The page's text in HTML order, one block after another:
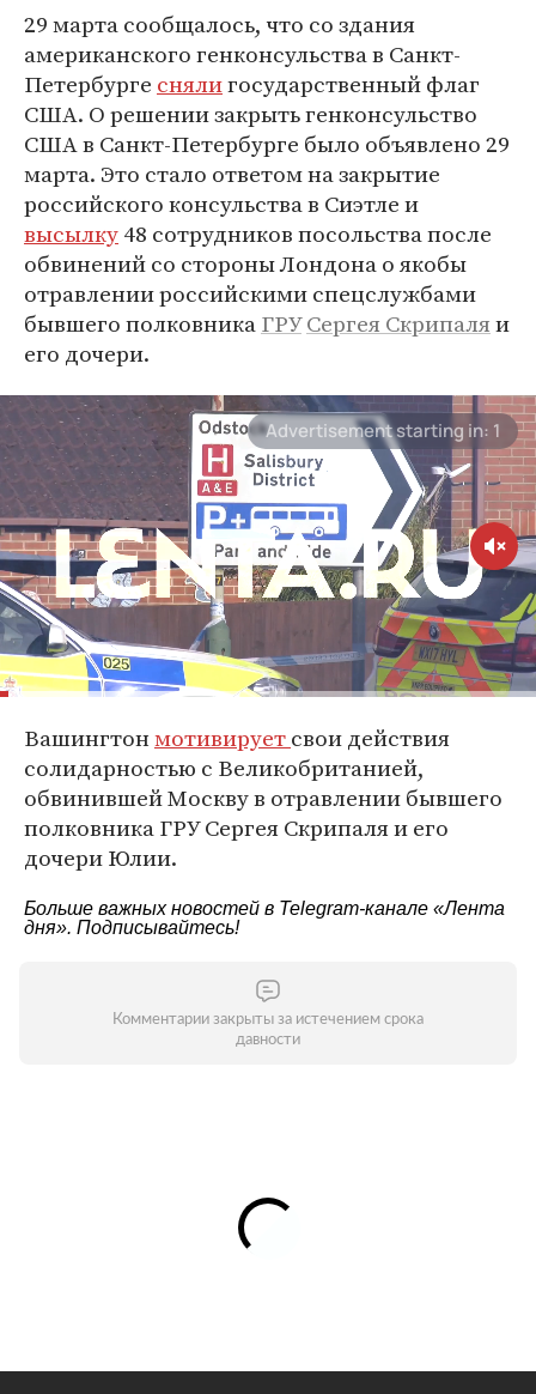
29 марта сообщалось, что со здания
американского генконсульства в Санкт-
Петербурге снялигосударственный флаг
США. О решении закрыть генконсульство
США в Санкт-Петербурге было объявлено 29
марта. Это стало ответом на закрытие
российского консульства в Сиэтле и
высылку48 сотрудников посольства после
обвинений со стороны Лондона о якобы
отравлении российскими спецслужбами
бывшего полковникаГРУСергея Скрипаляи
его дочери.
Вашингтонмотивируетсвои действия
солидарностью с Великобританией,
обвинившей Москву в отравлении бывшего
полковника ГРУ Сергея Скрипаля и его
дочери Юлии.
Больше важных новостей в Telegram-канале «Лента
дня». Подписывайтесь!
Комментарии закрыты за истечением срока
давности